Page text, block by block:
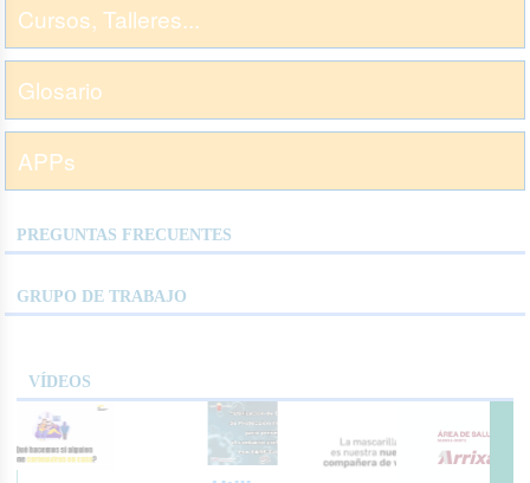
Cursos, Talleres...
Glosario
APPs
PREGUNTAS FRECUENTES
GRUPO DE TRABAJO
VÍDEOS